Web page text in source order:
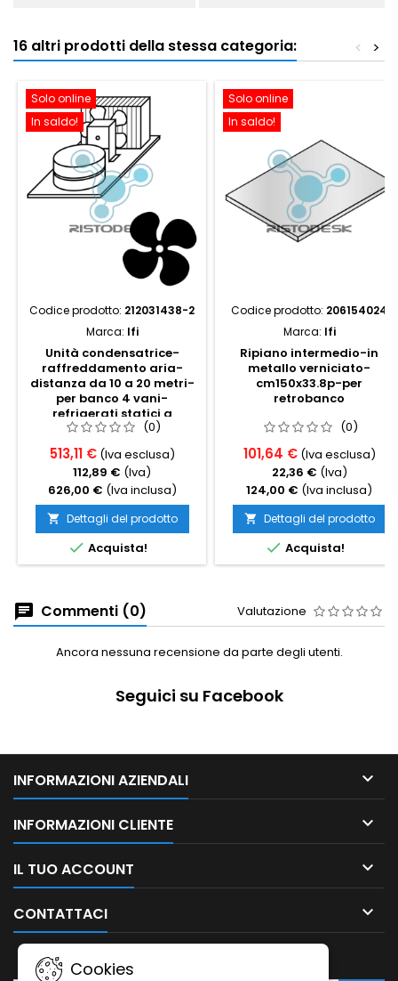
16 altri prodotti della stessa categoria: >
<
Solo online
In saldo!
Codice prodotto: 212031438-2
Marca: Ifi
Unità condensatrice-
raffreddamento aria-
distanza da 10 a 20 metri-
per banco 4 vani-
refrigerati statici a
scomparsa(0)
513,11 € (Iva esclusa)
112,89 € (Iva)
626,00 € (Iva inclusa)
 Dettagli del prodotto
 Acquista!
Solo online
In saldo!
Codice prodotto: 206154024
Marca: Ifi
Ripiano intermedio-in
metallo verniciato-
cm150x33.8p-per
retrobanco
(0)
101,64 € (Iva esclusa)
22,36 € (Iva)
124,00 € (Iva inclusa)
 Dettagli del prodotto
 Acquista!
Commenti (0) Valutazione
Ancora nessuna recensione da parte degli utenti.
Seguici su Facebook
INFORMAZIONI AZIENDALI 
INFORMAZIONI CLIENTE 
IL TUO ACCOUNT 
CONTATTACI 
Cookies